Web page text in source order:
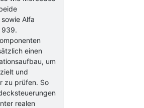
Alfa
939.
einen
um
und
zu prüfen. So
realen